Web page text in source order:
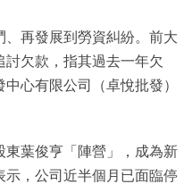
再發展到勞資糾紛。前大
討欠款，指其過去一年欠
心有限公司（卓悅批發）
葉俊亨「陣營」，成為新
，公司近半個月已面臨停